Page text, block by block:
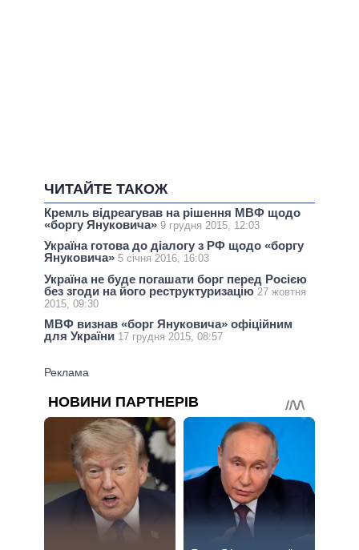
ЧИТАЙТЕ ТАКОЖ
Кремль відреагував на рішення МВФ щодо
«боргу Януковича» 9 грудня 2015, 12:03
Україна готова до діалогу з РФ щодо «боргу
Януковича» 5 січня 2016, 16:03
Україна не буде погашати борг перед Росією
без згоди на його реструктуризацію 27 жовтня
2015, 09:30
МВФ визнав «борг Януковича» офіційним
для України 17 грудня 2015, 08:57